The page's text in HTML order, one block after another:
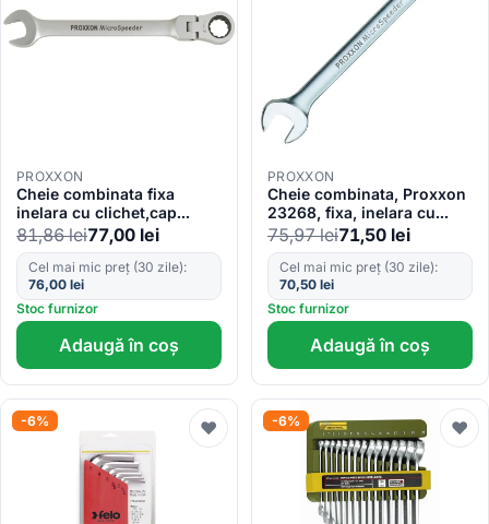
PROXXON
Cheie combinata fixa
inelara cu clichet,cap
oscilant, Proxxon 23049,
12 mm
81,86lei77,00 lei
Cel mai mic preț (30 zile):
76,00 lei
Stoc furnizor
Adaugă în coș
PROXXON
Cheie combinata, Proxxon
23268, fixa, inelara cu
clichet, 19mm
75,97lei71,50 lei
Cel mai mic preț (30 zile):
70,50 lei
Stoc furnizor
Adaugă în coș
-6% ♥ -6% ♥